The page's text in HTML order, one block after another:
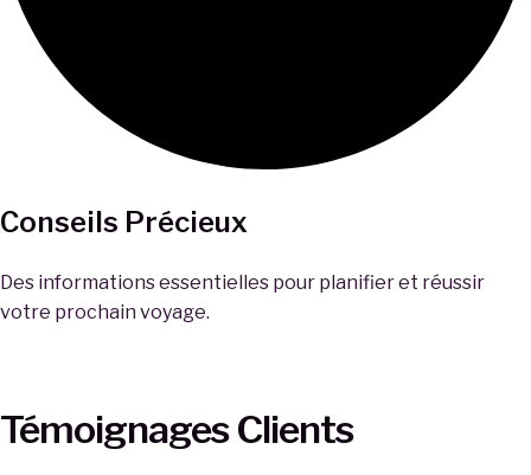
Conseils Précieux
Des informations essentielles pour planifier et réussir
votre prochain voyage.
Témoignages Clients